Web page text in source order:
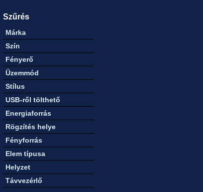
Szűrés
Márka
Szín
Fényerő
Üzemmód
Stílus
USB-ről tölthető
Energiaforrás
Rögzítés helye
Fényforrás
Elem típusa
Helyzet
Távvezérlő